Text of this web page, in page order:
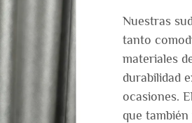
Nuestras
tanto
materiales
durabilidad
ocasiones.
que